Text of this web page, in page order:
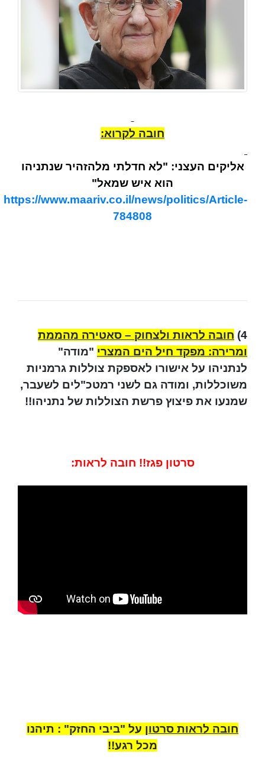
חובה לקרוא:
אליקים העצני: "לא חדלתי מלהזהיר שנתניהו
הוא איש שמאל"
https://www.maariv.co.il/news/politics/Article-
784808
4) חובה לראות ולצחוק – סאטירה מהממת
ומרירה: מפקד חיל הים המצרי "מודה"
לנתניהו על אישורו לאספקת צוללות גרמניות
משוכללות, ומודה גם לשני רמטכ"לים לשעבר,
שמנעו את פיצוץ פרשת הצוללות של נתניהו!!
סרטון פגז!! חובה לראות:
חובה לראות סרטון על "ביבי החזק" : תיהנו
מכל רגע!!